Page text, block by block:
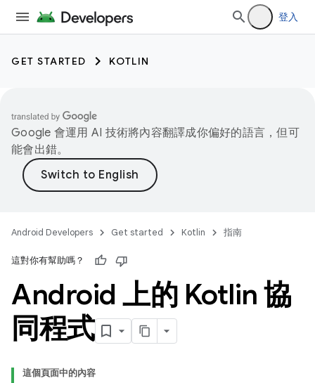
登入
GET STARTED KOTLIN
Google 會運用 AI 技術將內容翻譯成你偏好的語言，但可
能會出錯。
Android Developers Get started Kotlin 指南
這對你有幫助嗎？
Android 上的 Kotlin 協
同程式
這個頁面中的內容